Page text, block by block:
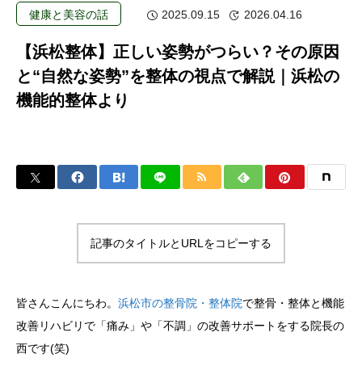
健康と美容の話 2025.09.15 2026.04.16
【浜松整体】正しい姿勢がつらい？その原因
と“自然な姿勢”を整体の視点で解説｜浜松の
機能的整体より
記事のタイトルとURLをコピーする
皆さんこんにちわ。 浜松市の整骨院・整体院で整骨・整体と機能
改善リハビリで「痛み」や「不調」の改善サポートをする院長の
西です(笑)